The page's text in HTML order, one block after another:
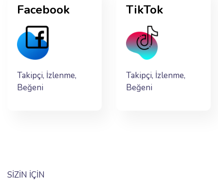
Facebook
Takipçi, İzlenme,
Beğeni
TikTok
Takipçi, İzlenme,
Beğeni
SİZİN İÇİN